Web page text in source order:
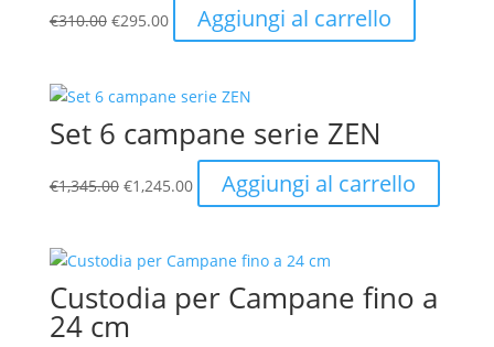
€310.00 Il
€295.00Il
prezzo
Aggiungi al carrello
Set 6 campane serie ZEN
€1,345.00 Il
era:
€1,245.00
prezzo
Aggiungi al carrello
Custodia per Campane fino a
24 cm